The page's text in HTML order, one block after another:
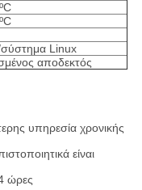
Linux
αποδεκτός
υπηρεσία χρονικής
είναι
ώρες